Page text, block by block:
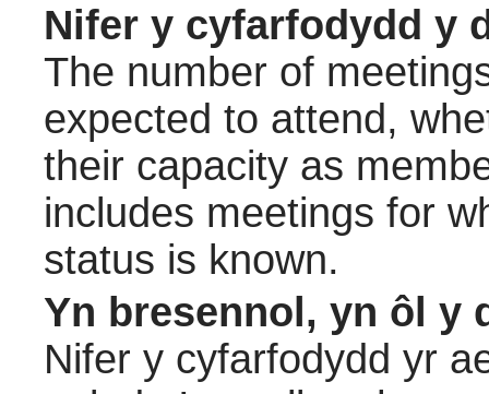
Nifer y cyfarfodydd y
The number of
expected to attend,
their capacity as
includes meetings for
status is known.
Yn bresennol, yn ôl y
Nifer y cyfarfodydd yr